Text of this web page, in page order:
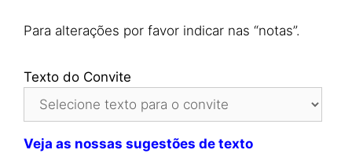
Para alterações por favor indicar nas “notas”.
Texto do Convite
Veja as nossas sugestões de texto